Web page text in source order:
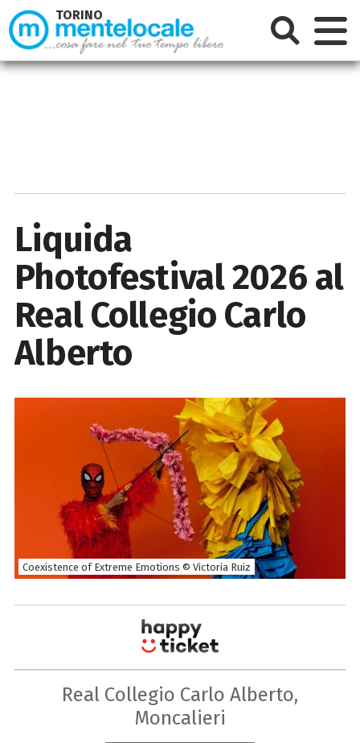
Liquida
Photofestival 2026 al
Real Collegio Carlo
Alberto
Coexistence of Extreme Emotions © Victoria Ruiz
Real Collegio Carlo Alberto,
Moncalieri
TORINO